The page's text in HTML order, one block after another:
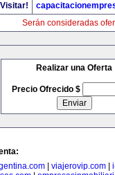
Visitar!
Serán consideradas
Realizar una Oferta
Precio Ofrecido $
| viajerovip.com|